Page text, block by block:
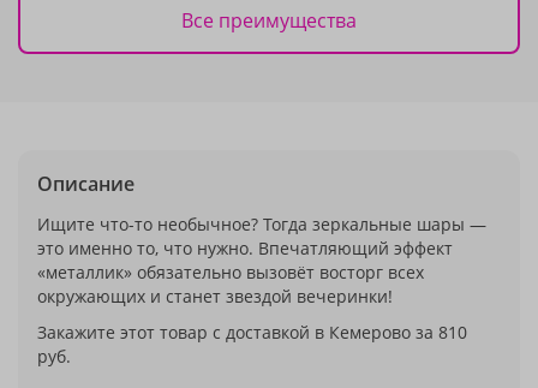
Все преимущества
Описание
Ищите что-то необычное? Тогда зеркальные шары —
это именно то, что нужно. Впечатляющий эффект
«металлик» обязательно вызовёт восторг всех
окружающих и станет звездой вечеринки!
Закажите этот товар с доставкой в Кемерово за 810
руб.